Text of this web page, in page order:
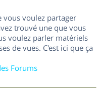
vous voulez partager
trouvé une que vous
voulez parler matériels
de vues. C'est ici que ça
Forums